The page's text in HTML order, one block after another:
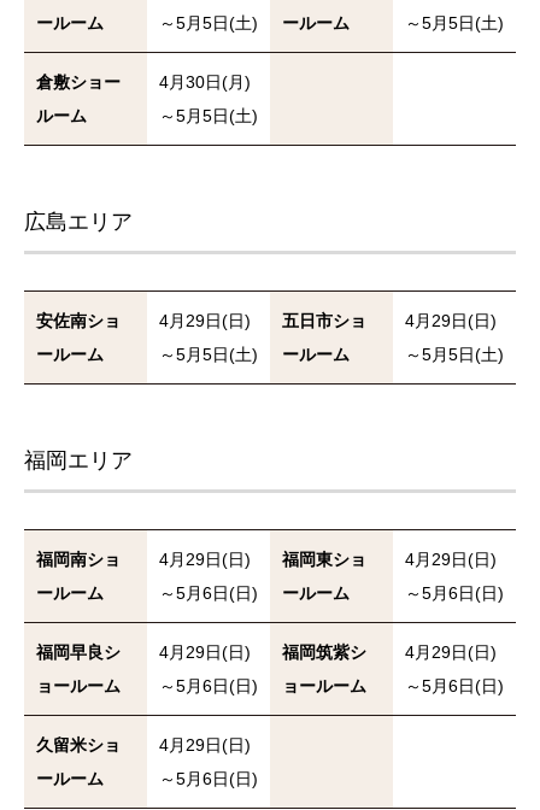
ールーム
～5月5日(土)
ールーム
～5月5日(土)
倉敷ショー
ルーム
4月30日(月)
～5月5日(土)
広島エリア
安佐南ショ
ールーム
4月29日(日)
～5月5日(土)
五日市ショ
ールーム
4月29日(日)
～5月5日(土)
福岡エリア
福岡南ショ
ールーム
4月29日(日)
～5月6日(日)
福岡東ショ
ールーム
4月29日(日)
～5月6日(日)
福岡早良シ
ョールーム
4月29日(日)
～5月6日(日)
福岡筑紫シ
ョールーム
4月29日(日)
～5月6日(日)
久留米ショ
ールーム
4月29日(日)
～5月6日(日)